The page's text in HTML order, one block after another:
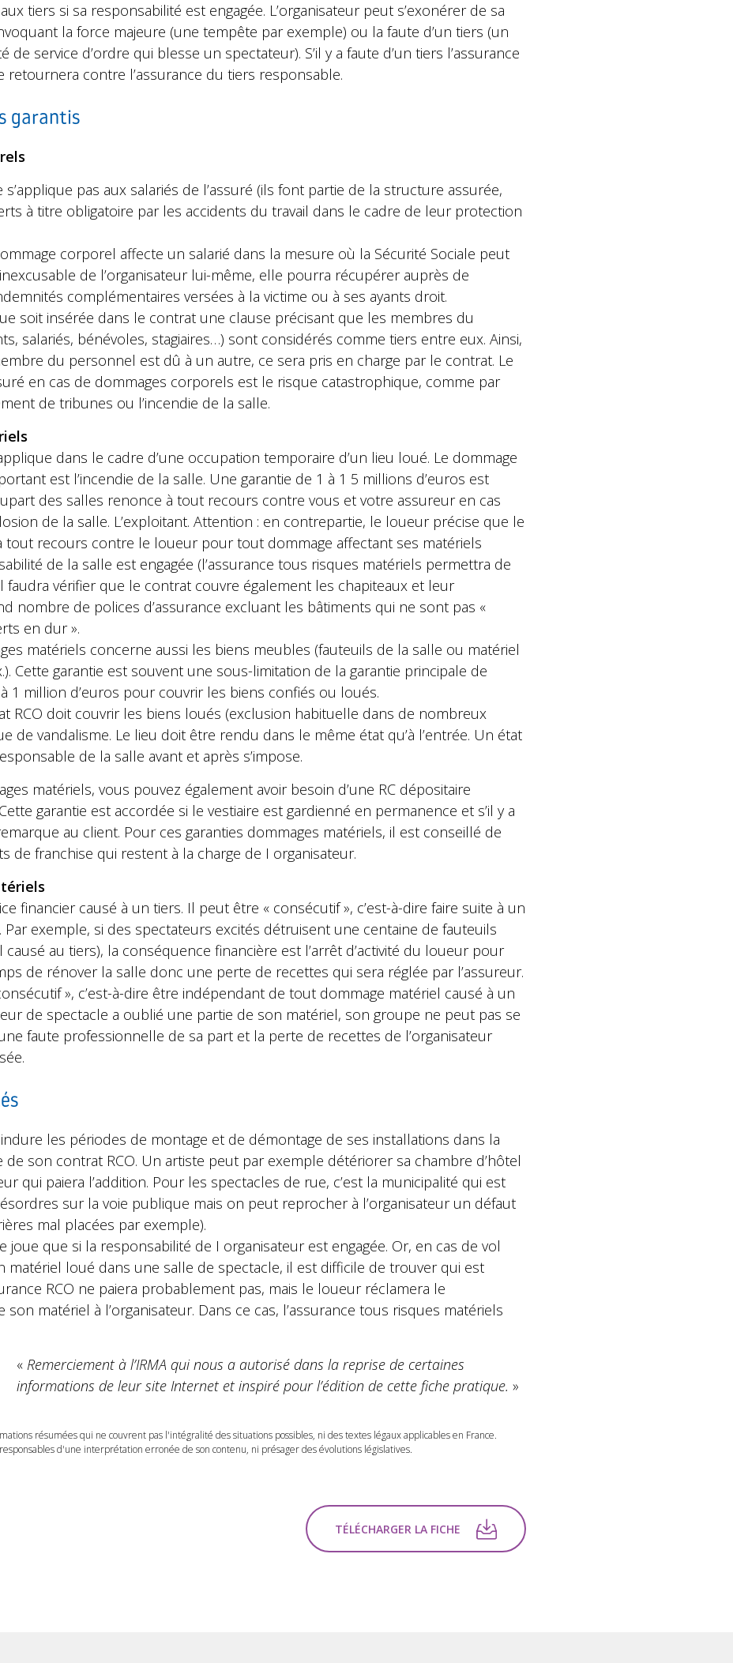
tiers si sa responsabilité est engagée. L’organisateur peut s’exonérer de sa
la force majeure (une tempête par exemple) ou la faute d’un tiers (un
de service d’ordre qui blesse un spectateur). S’il y a faute d’un tiers l’assurance
retournera contre l’assurance du tiers responsable.
garantis
s’applique pas aux salariés de l’assuré (ils font partie de la structure assurée,
à titre obligatoire par les accidents du travail dans le cadre de leur protection
corporel affecte un salarié dans la mesure où la Sécurité Sociale peut
de l’organisateur lui-même, elle pourra récupérer auprès de
complémentaires versées à la victime ou à ses ayants droit.
soit insérée dans le contrat une clause précisant que les membres du
salariés, bénévoles, stagiaires…) sont considérés comme tiers entre eux. Ainsi,
du personnel est dû à un autre, ce sera pris en charge par le contrat. Le
en cas de dommages corporels est le risque catastrophique, comme par
de tribunes ou l’incendie de la salle.
dans le cadre d’une occupation temporaire d’un lieu loué. Le dommage
est l’incendie de la salle. Une garantie de 1 à 1 5 millions d’euros est
des salles renonce à tout recours contre vous et votre assureur en cas
de la salle. L’exploitant. Attention : en contrepartie, le loueur précise que le
tout recours contre le loueur pour tout dommage affectant ses matériels
de la salle est engagée (l’assurance tous risques matériels permettra de
faudra vérifier que le contrat couvre également les chapiteaux et leur
nombre de polices d’assurance excluant les bâtiments qui ne sont pas «
en dur ».
matériels concerne aussi les biens meubles (fauteuils de la salle ou matériel
Cette garantie est souvent une sous-limitation de la garantie principale de
1 million d’euros pour couvrir les biens confiés ou loués.
RCO doit couvrir les biens loués (exclusion habituelle dans de nombreux
de vandalisme. Le lieu doit être rendu dans le même état qu’à l’entrée. Un état
de la salle avant et après s’impose.
matériels, vous pouvez également avoir besoin d’une RC dépositaire
garantie est accordée si le vestiaire est gardienné en permanence et s’il y a
au client. Pour ces garanties dommages matériels, il est conseillé de
de franchise qui restent à la charge de I organisateur.
financier causé à un tiers. Il peut être « consécutif », c’est-à-dire faire suite à un
Par exemple, si des spectateurs excités détruisent une centaine de fauteuils
causé au tiers), la conséquence financière est l’arrêt d’activité du loueur pour
de rénover la salle donc une perte de recettes qui sera réglée par l’assureur.
», c’est-à-dire être indépendant de tout dommage matériel causé à un
de spectacle a oublié une partie de son matériel, son groupe ne peut pas se
faute professionnelle de sa part et la perte de recettes de l’organisateur
indure les périodes de montage et de démontage de ses installations dans la
de son contrat RCO. Un artiste peut par exemple détériorer sa chambre d’hôtel
qui paiera l’addition. Pour les spectacles de rue, c’est la municipalité qui est
sur la voie publique mais on peut reprocher à l’organisateur un défaut
mal placées par exemple).
joue que si la responsabilité de I organisateur est engagée. Or, en cas de vol
matériel loué dans une salle de spectacle, il est difficile de trouver qui est
RCO ne paiera probablement pas, mais le loueur réclamera le
matériel à l’organisateur. Dans ce cas, l’assurance tous risques matériels
« Remerciement à l’IRMA qui nous a autorisé dans la reprise de certaines
informations de leur site Internet et inspiré pour l’édition de cette fiche pratique. »
résumées qui ne couvrent pas l'intégralité des situations possibles, ni des textes légaux applicables en France.
d'une interprétation erronée de son contenu, ni présager des évolutions législatives.
TÉLÉCHARGER LA FICHE